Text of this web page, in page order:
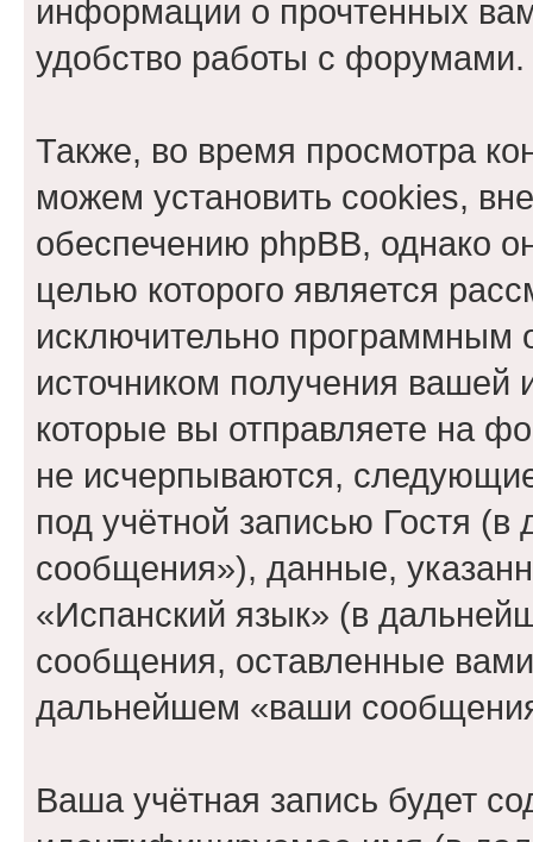
информации о прочтенных
удобство работы с форумами.
Также, во время просмотра
можем установить cookies,
обеспечению phpBB, однако
целью которого является
исключительно программным
источником получения
которые вы отправляете на
не исчерпываются,
под учётной записью Гостя
сообщения»), данные,
«Испанский язык» (в
сообщения, оставленные
дальнейшем «ваши
Ваша учётная запись будет